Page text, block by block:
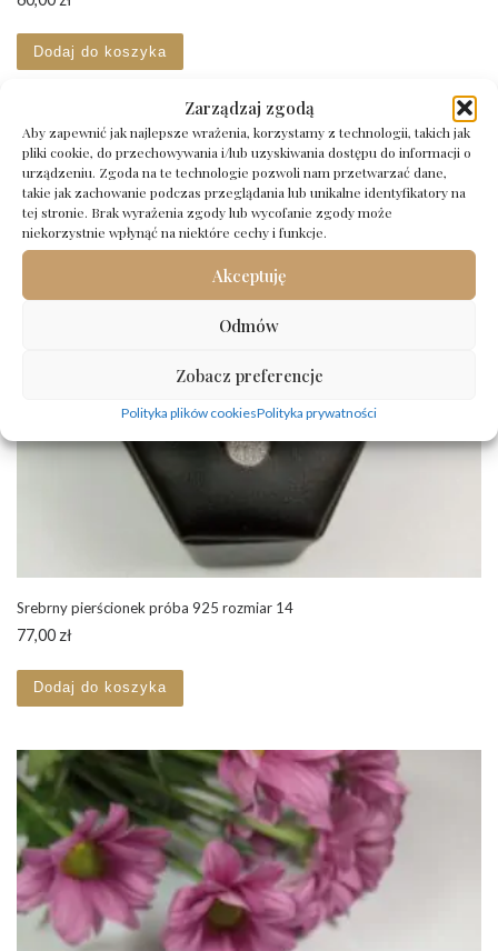
Zarządzaj zgodą
Aby zapewnić jak najlepsze wrażenia, korzystamy z technologii, takich jak
pliki cookie, do przechowywania i/lub uzyskiwania dostępu do informacji o
urządzeniu. Zgoda na te technologie pozwoli nam przetwarzać dane,
takie jak zachowanie podczas przeglądania lub unikalne identyfikatory na
tej stronie. Brak wyrażenia zgody lub wycofanie zgody może
niekorzystnie wpłynąć na niektóre cechy i funkcje.
Akceptuję
Odmów
Zobacz preferencje
Polityka plików cookiesPolityka prywatności
Dodaj do koszyka
Srebrny pierścionek próba 925 rozmiar 14
77,00zł
Dodaj do koszyka